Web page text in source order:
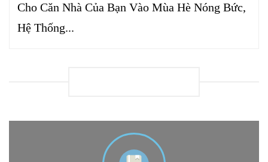
Cho Căn Nhà Của Bạn Vào Mùa Hè Nóng Bức,
Hệ Thống...